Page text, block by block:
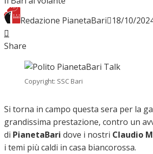
CALCIOMERCATO
SERIE B
Redazione PianetaBari 18/10/
Facebook
Twitter
LinkedIn
Pinterest
Share
Copyright: SSC Bari
Si torna in campo questa sera per la
grandissima prestazione, contro un
di PianetaBari dove i nostri Claudio
i temi più caldi in casa biancorossa.